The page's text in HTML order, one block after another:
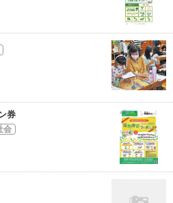
券
会